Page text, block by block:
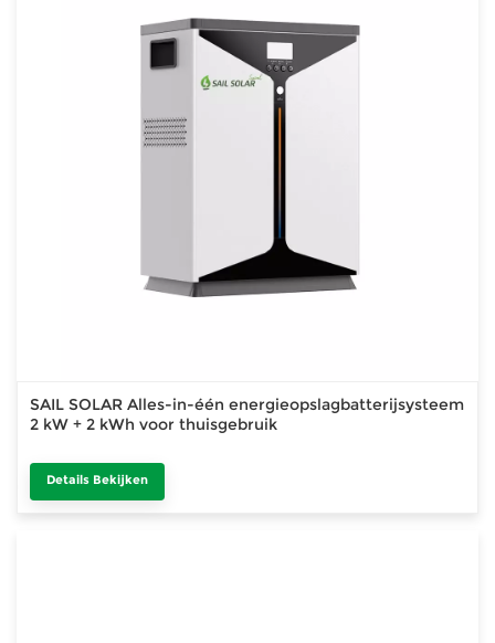
SAIL SOLAR Alles-in-één energieopslagbatterijsysteem
2 kW + 2 kWh voor thuisgebruik
Details Bekijken